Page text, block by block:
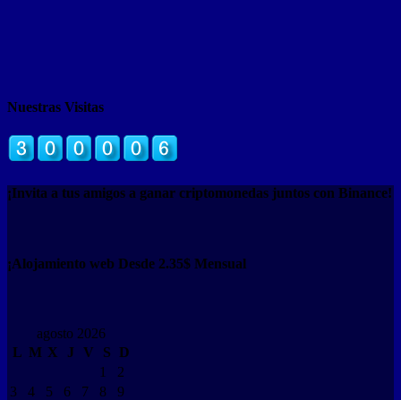
Nuestras Visitas
¡Invita a tus amigos a ganar criptomonedas juntos con Binance!
¡Alojamiento web Desde 2.35$ Mensual
agosto 2026
L M X J V S D
1
2
3
4 5 6 7 8 9